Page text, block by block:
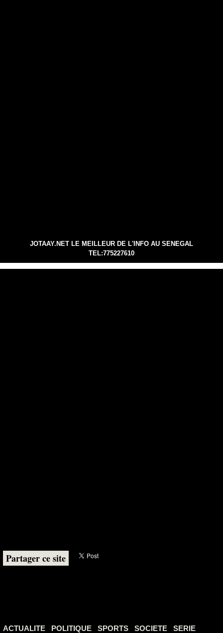
JOTAAY.NET LE MEILLEUR DE L'INFO AU SENEGAL
TEL:775227610
Partager ce site
ACTUALITE POLITIQUE SPORTS SOCIETE
SERIE